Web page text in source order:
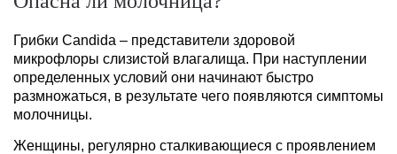
Грибки Candida – представители здоровой
микрофлоры слизистой влагалища. При наступлении
определенных условий они начинают быстро
размножаться, в результате чего появляются симптомы
молочницы.
Женщины, регулярно сталкивающиеся с проявлением